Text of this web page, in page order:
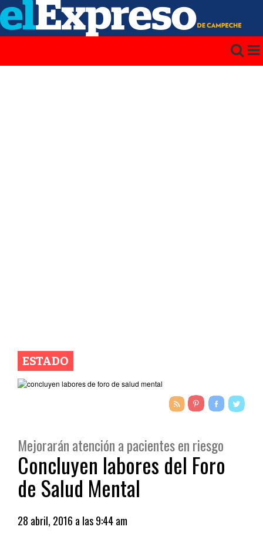
ESTADO
Mejorarán atención a pacientes en riesgo
Concluyen labores del Foro
de Salud Mental
28 abril, 2016 a las 9:44 am